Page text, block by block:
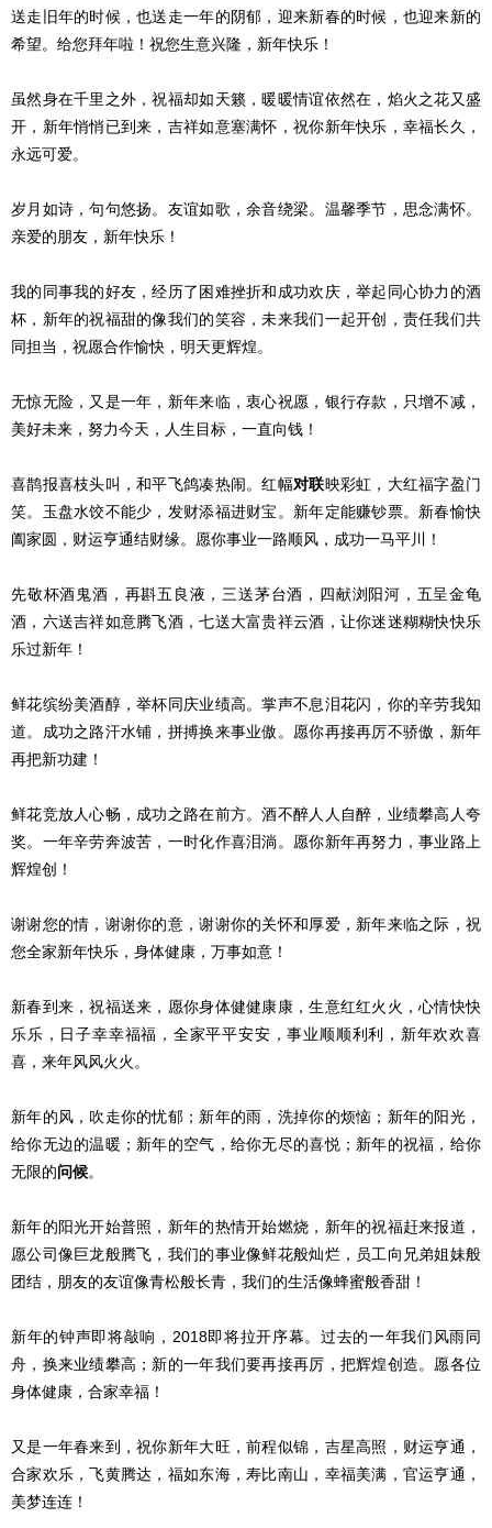
送走旧年的时候，也送走一年的阴郁，迎来新春的时候，也迎来新的
希望。给您拜年啦！祝您生意兴隆，新年快乐！
虽然身在千里之外，祝福却如天籁，暖暖情谊依然在，焰火之花又盛
开，新年悄悄已到来，吉祥如意塞满怀，祝你新年快乐，幸福长久，
永远可爱。
岁月如诗，句句悠扬。友谊如歌，余音绕梁。温馨季节，思念满怀。
亲爱的朋友，新年快乐！
我的同事我的好友，经历了困难挫折和成功欢庆，举起同心协力的酒
杯，新年的祝福甜的像我们的笑容，未来我们一起开创，责任我们共
同担当，祝愿合作愉快，明天更辉煌。
无惊无险，又是一年，新年来临，衷心祝愿，银行存款，只增不减，
美好未来，努力今天，人生目标，一直向钱！
喜鹊报喜枝头叫，和平飞鸽凑热闹。红幅对联映彩虹，大红福字盈门
笑。玉盘水饺不能少，发财添福进财宝。新年定能赚钞票。新春愉快
阖家圆，财运亨通结财缘。愿你事业一路顺风，成功一马平川！
先敬杯酒鬼酒，再斟五良液，三送茅台酒，四献浏阳河，五呈金龟
酒，六送吉祥如意腾飞酒，七送大富贵祥云酒，让你迷迷糊糊快快乐
乐过新年！
鲜花缤纷美酒醇，举杯同庆业绩高。掌声不息泪花闪，你的辛劳我知
道。成功之路汗水铺，拼搏换来事业傲。愿你再接再厉不骄傲，新年
再把新功建！
鲜花竞放人心畅，成功之路在前方。酒不醉人人自醉，业绩攀高人夸
奖。一年辛劳奔波苦，一时化作喜泪淌。愿你新年再努力，事业路上
辉煌创！
谢谢您的情，谢谢你的意，谢谢你的关怀和厚爱，新年来临之际，祝
您全家新年快乐，身体健康，万事如意！
新春到来，祝福送来，愿你身体健健康康，生意红红火火，心情快快
乐乐，日子幸幸福福，全家平平安安，事业顺顺利利，新年欢欢喜
喜，来年风风火火。
新年的风，吹走你的忧郁；新年的雨，洗掉你的烦恼；新年的阳光，
给你无边的温暖；新年的空气，给你无尽的喜悦；新年的祝福，给你
无限的问候。
新年的阳光开始普照，新年的热情开始燃烧，新年的祝福赶来报道，
愿公司像巨龙般腾飞，我们的事业像鲜花般灿烂，员工向兄弟姐妹般
团结，朋友的友谊像青松般长青，我们的生活像蜂蜜般香甜！
新年的钟声即将敲响，2018即将拉开序幕。过去的一年我们风雨同
舟，换来业绩攀高；新的一年我们要再接再厉，把辉煌创造。愿各位
身体健康，合家幸福！
又是一年春来到，祝你新年大旺，前程似锦，吉星高照，财运亨通，
合家欢乐，飞黄腾达，福如东海，寿比南山，幸福美满，官运亨通，
美梦连连！